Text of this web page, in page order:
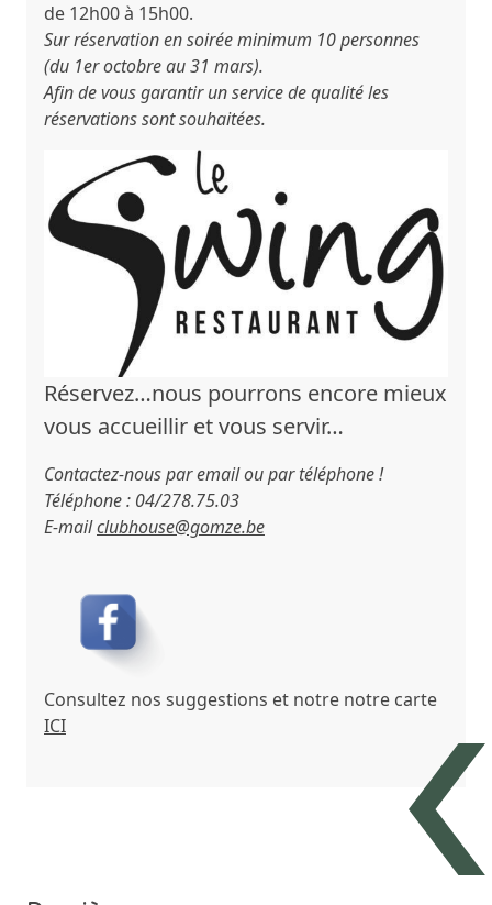
de 12h00 à 15h00.
Sur réservation en soirée minimum 10 personnes
(du 1er octobre au 31 mars).
Afin de vous garantir un service de qualité les
réservations sont souhaitées.
Réservez…nous pourrons encore mieux
vous accueillir et vous servir…
Contactez-nous par email ou par téléphone!
Téléphone : 04/278.75.03
E-mailclubhouse@gomze.be
Consultez nos suggestions et notre notre carte
ICI